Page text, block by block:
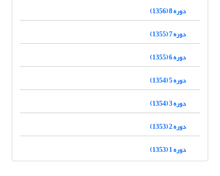
دوره 8 (1356)
دوره 7 (1355)
دوره 6 (1355)
دوره 5 (1354)
دوره 3 (1354)
دوره 2 (1353)
دوره 1 (1353)